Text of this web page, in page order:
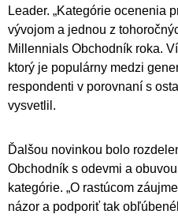
Leader. „Kategórie ocenenia
vývojom a jednou z
Millennials Obchodník roka.
ktorý je populárny medzi
respondenti v porovnaní s
vysvetlil.
Ďalšou novinkou bolo
Obchodník s odevmi a
kategórie. „O rastúcom
názor a podporiť tak